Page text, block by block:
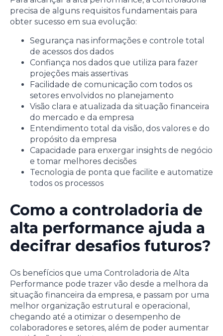
precisa de alguns requisitos fundamentais para
obter sucesso em sua evolução:
Segurança nas informações e controle total
de acessos dos dados
Confiança nos dados que utiliza para fazer
projeções mais assertivas
Facilidade de comunicação com todos os
setores envolvidos no planejamento
Visão clara e atualizada da situação financeira
do mercado e da empresa
Entendimento total da visão, dos valores e do
propósito da empresa
Capacidade para enxergar insights de negócio
e tomar melhores decisões
Tecnologia de ponta que facilite e automatize
todos os processos
Como a controladoria de
alta performance ajuda a
decifrar desafios futuros?
Os benefícios que uma Controladoria de Alta
Performance pode trazer vão desde a melhora da
situação financeira da empresa, e passam por uma
melhor organização estrutural e operacional,
chegando até a otimizar o desempenho de
colaboradores e setores, além de poder aumentar